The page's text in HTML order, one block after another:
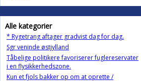
Alle kategorier
* Rygetrang aftager gradvist dag for dag.
Sgr veninde østjylland
Tåbelige politikere favoriserer fuglereservater
i en flysikkerhedszone.
Kun et fjols bakker op om at oprette /